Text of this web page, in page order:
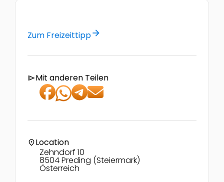
Zum Freizeittipparrow_forward
sendMit anderen Teilen
location_onLocation
Zehndorf 10
8504 Preding (Steiermark)
Österreich